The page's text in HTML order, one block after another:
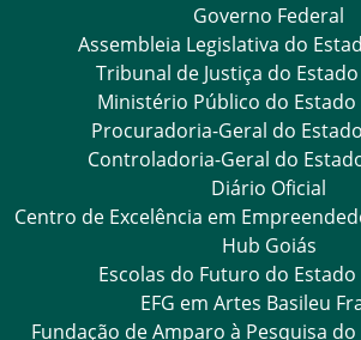
Governo Federal
Assembleia Legislativa do
Tribunal de Justiça do
Ministério Público do Estado
Procuradoria-Geral do
Controladoria-Geral do
Diário Oficial
Centro de Excelência em
Hub Goiás
Escolas do Futuro do Estado
EFG em Artes Basileu
Fundação de Amparo à Pesquisa